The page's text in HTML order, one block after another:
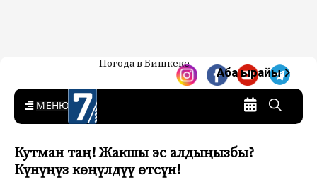
7-канал. Жаңылыктар —
Кыргызстан
Жаңылыктар — Кыргызстан
Погода в Бишкеке
Аба ырайы
MENU
Кутман таң! Жакшы эс алдыңызбы?
Күнүңүз көңүлдүү өтсүн!